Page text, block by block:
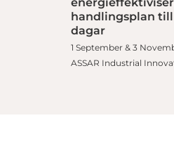
handlingsplan
dagar
1 September & 3
ASSAR Industrial